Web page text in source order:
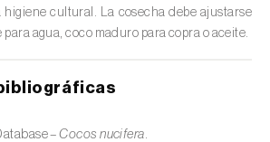
domestica L.)
caryophyllus
nucifera)
higiene cultural. La cosecha debe ajustarse
agua, coco maduro para copra o aceite.
–Cocos nucifera